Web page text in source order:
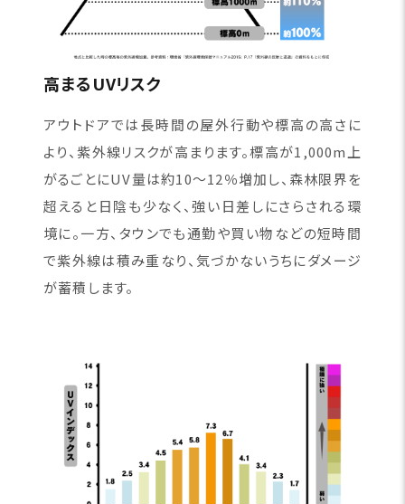
高まるUVリスク
アウトドアでは長時間の屋外行動や標高の高さに
より、紫外線リスクが高まります。標高が1,000m上
がるごとにUV量は約10〜12％増加し、森林限界を
超えると日陰も少なく、強い日差しにさらされる環
境に。一方、タウンでも通勤や買い物などの短時間
で紫外線は積み重なり、気づかないうちにダメージ
が蓄積します。